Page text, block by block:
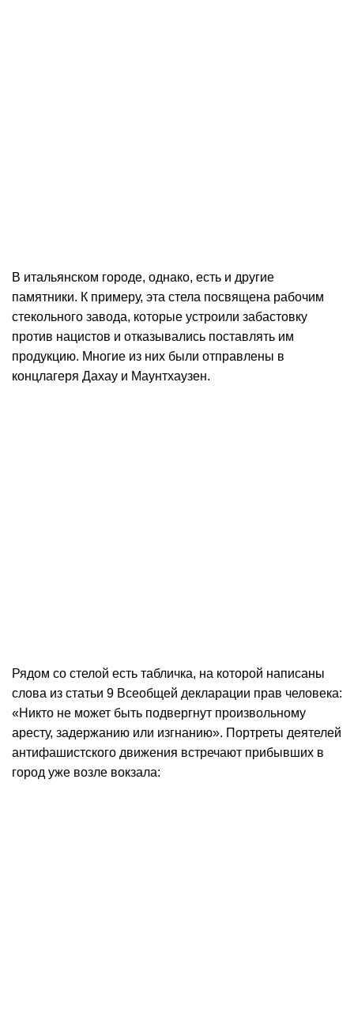
В итальянском городе, однако, есть и другие
памятники. К примеру, эта стела посвящена рабочим
стекольного завода, которые устроили забастовку
против нацистов и отказывались поставлять им
продукцию. Многие из них были отправлены в
концлагеря Дахау и Маунтхаузен.
Рядом со стелой есть табличка, на которой написаны
слова из статьи 9 Всеобщей декларации прав человека:
«Никто не может быть подвергнут произвольному
аресту, задержанию или изгнанию». Портреты деятелей
антифашистского движения встречают прибывших в
город уже возле вокзала: